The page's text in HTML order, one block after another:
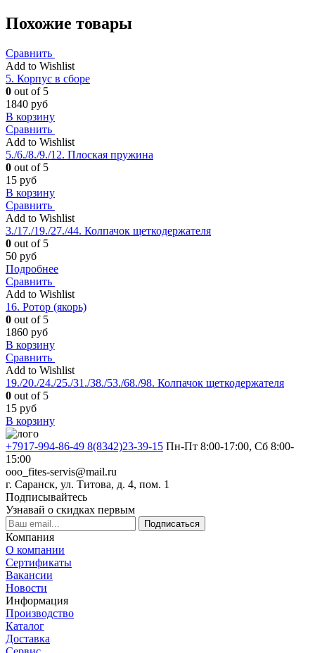
Похожие товары
Сравнить
Add to Wishlist
5. Корпус в сборе
0 out of 5
1840 руб
В корзину
Сравнить
Add to Wishlist
5./6./8./9./12. Плоская пружина
0 out of 5
15 руб
В корзину
Сравнить
Add to Wishlist
3./17./19./27./44. Колпачок щеткодержателя
0 out of 5
50 руб
Подробнее
Сравнить
Add to Wishlist
16. Ротор (якорь)
0 out of 5
1860 руб
В корзину
Сравнить
Add to Wishlist
19./20./24./25./31./38./53./68./98. Колпачок щеткодержателя
0 out of 5
15 руб
В корзину
+7917-994-86-49 8(8342)23-39-15 Пн-Пт 8:00-17:00, Сб 8:00-
15:00
ooo_fites-servis@mail.ru
г. Саранск, ул. Титова, д. 4, пом. 1
Подписывайтесь
Узнавай о скидках первым
Подписаться
Компания
О компании
Сертификаты
Вакансии
Новости
Информация
Производство
Каталог
Доставка